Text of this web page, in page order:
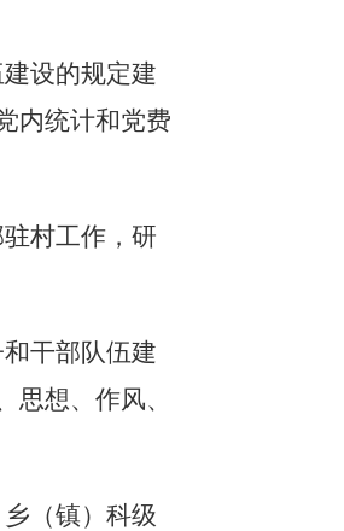
设的规定建
内统计和党费
村工作，研
干部队伍建
想、作风、
（镇）科级